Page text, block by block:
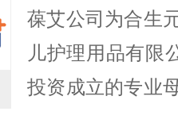
洲大丹犬比...
葆艾公司为合生
儿护理用品有限
投资成立的专业